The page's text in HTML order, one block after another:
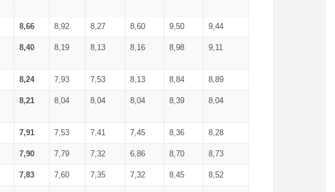
8,66 8,92 8,27 8,60 9,50 9,44
8,40 8,19 8,13 8,16 8,98 9,11
8,24 7,93 7,53 8,13 8,84 8,89
8,21 8,04 8,04 8,04 8,39 8,04
7,91 7,53 7,41 7,45 8,36 8,28
7,90 7,79 7,32 6,86 8,70 8,73
7,83 7,60 7,35 7,32 8,45 8,52